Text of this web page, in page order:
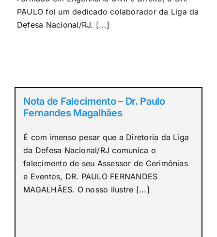
PAULO foi um dedicado colaborador da Liga da
Defesa Nacional/RJ. [...]
Nota de Falecimento – Dr. Paulo
Fernandes Magalhães
É com imenso pesar que a Diretoria da Liga
da Defesa Nacional/RJ comunica o
falecimento de seu Assessor de Cerimônias
e Eventos, DR. PAULO FERNANDES
MAGALHÃES. O nosso ilustre [...]